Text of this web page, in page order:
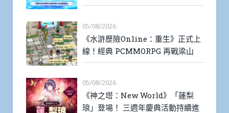
05/08/2026
《水滸歷險Online：重生》正式上
線！經典 PCMMORPG 再戰梁山
05/08/2026
《神之塔：New World》「蓮梨
琅」登場！ 三週年慶典活動持續進